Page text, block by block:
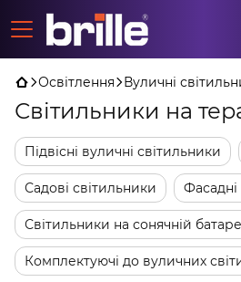
Освітлення Вуличні
Світильники на
Підвісні вуличні світильники
Садові світильники Фасадні
Світильники на сонячній
Комплектуючі до вуличних